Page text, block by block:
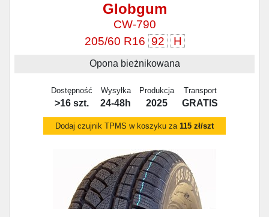
Globgum
CW-790
205/60 R16 92 H
Opona bieżnikowana
Dostępność
>16 szt.
Wysyłka
24-48h
Produkcja
2025
Transport
GRATIS
Dodaj czujnik TPMS w koszyku za 115 zł/szt